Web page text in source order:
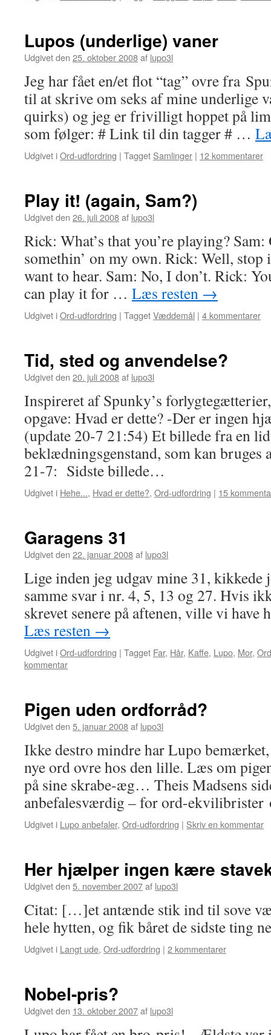
Lupos (underlige) vaner
Udgivet den 25. oktober 2008af lupo3l
Jeg har fået en/et flot “tag” ovre fra
til at skrive om seks af mine underlige
quirks) og jeg er frivilligt hoppet på
som følger: # Link til din tagger # …
Udgivet iOrd-udfordring | Tagget Samlinger | 12 kommentarer
Play it! (again, Sam?)
Udgivet den 26. juli 2008af lupo3l
Rick: What’s that you’re playing?
somethin’ on my own. Rick: Well,
want to hear. Sam: No, I don’t. Rick:
can play it for … Læs resten →
Udgivet iOrd-udfordring | TaggetVæddemål | 4 kommentarer
Tid, sted og anvendelse?
Udgivet den 20. juli 2008af lupo3l
Inspireret af Spunky’s
opgave: Hvad er dette? -Der er ingen
(update 20-7 21:54) Et billede fra en
beklædningsgenstand, som kan
21-7: Sidste billede…
Udgivet i Hehe..., Hvad er dette?, Ord-udfordring | 15
Garagens 31
Udgivet den 22. januar 2008af lupo3l
Lige inden jeg udgav mine 31,
samme svar i nr. 4, 5, 13 og 27. Hvis
skrevet senere på aftenen, ville vi
Læs resten →
Udgivet iOrd-udfordring | Tagget Far, Hår, Kaffe, Lupo, Mor,
kommentar
Pigen uden ordforråd?
Udgivet den 5. januar 2008af lupo3l
Ikke destro mindre har Lupo
nye ord ovre hos den lille. Læs om
på sine skrabe-æg… Theis Madsens
anbefalesværdig – for ord-ekvilibrister
Udgivet i Lupo anbefaler, Ord-udfordring | Skriv en kommentar
Her hjælper ingen kære
Udgivet den 5. november 2007af lupo3l
Citat: […]et antænde stik ind til sove
hele hytten, og fik båret de sidste
Udgivet i Langt ude, Ord-udfordring | 2 kommentarer
Nobel-pris?
Udgivet den 13. oktober 2007af lupo3l